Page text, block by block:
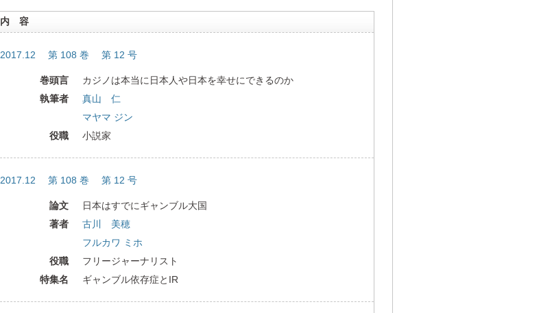
内 容
2017.12 第 108 巻 第 12 号
巻頭言
カジノは本当に日本人や日本を幸せにできるのか
執筆者
真山 仁
マヤマ ジン
役職
小説家
2017.12 第 108 巻 第 12 号
論文
日本はすでにギャンブル大国
著者
古川 美穂
フルカワ ミホ
役職
フリージャーナリスト
特集名
ギャンブル依存症とIR